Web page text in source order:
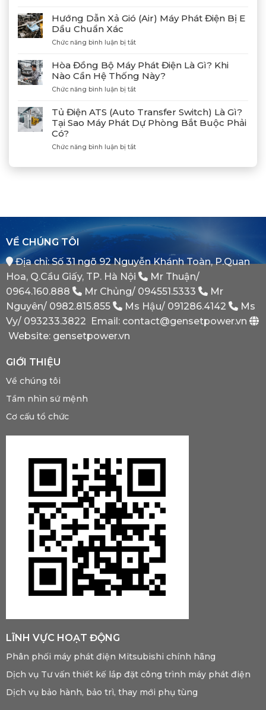
MGS2300R
Cảng
Gỡ
Và
Nối
Tác
Cùng
Tân
Giám
Mitsubishi
Heavy
Industries
Khẳng
Vị
Của
Bình
Minh
Hướng Dẫn Xả Gió (Air) Máy Phát Điện Bị E
Dầu Chuẩn Xác
Chức năng bình luận bị tắtở
Dẫn
Xả
Gió
(Air)
Phát
Điện
Bị
Dầu
Xác
Hòa Đồng Bộ Máy Phát Điện Là Gì? Khi
Nào Cần Hệ Thống Này?
Chức năng bình luận bị tắtở
Đồng
Bộ
Máy
Điện
Tủ Điện ATS (Auto Transfer Switch) Là Gì?
Tại Sao Máy Phát Dự Phòng Bắt Buộc Phải
Có?
Chức năng bình luận bị tắtở
Điện
Tại
Sao
Phát
Dự
Phòng
Bắt
Phải
Có?
VỀ CHÚNG TÔI
Địa chỉ: Số 31 ngõ 92 Nguyễn Khánh Toàn, P.Quan
Hoa, Q.Cầu Giấy, TP. Hà Nội
Mr Thuận/
0964.160.888
Mr Chủng/ 094551.5333
Mr
Nguyên/ 0982.815.855 Ms Hậu/ 091286.4142
Ms
Vy/ 093233.3822 Email: contact@gensetpower.vn
Website: gensetpower.vn
GIỚI THIỆU
Về chúng tôi
Tầm nhìn sứ mệnh
Cơ cấu tổ chức
LĨNH VỰC HOẠT ĐỘNG
Phân phối máy phát điện Mitsubishi chính hãng
Dịch vụ Tư vấn thiết kế lắp đặt công trình máy phát điện
Dịch vụ bảo hành, bảo trì, thay mới phụ tùng